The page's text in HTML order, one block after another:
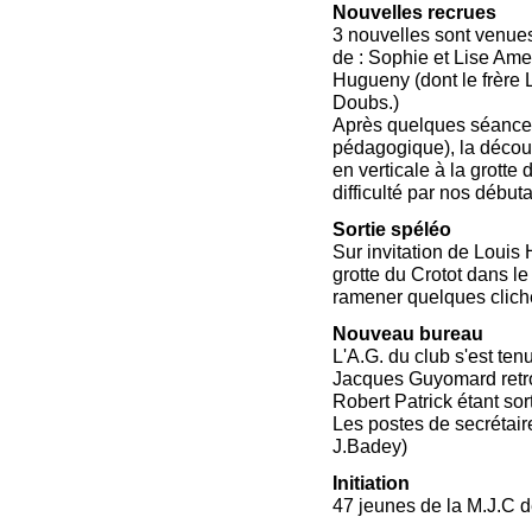
Nouvelles recrues
3 nouvelles sont
de : Sophie et Lise
Hugueny (dont le frère
Doubs.)
Après quelques
pédagogique), la
en verticale à la grotte
difficulté par nos
Sortie spéléo
Sur invitation de Louis
grotte du Crotot dans
ramener quelques
Nouveau bureau
L'A.G. du club s'est
Jacques Guyomard
Robert Patrick étant
Les postes de
J.Badey)
Initiation
47 jeunes de la M.J.C